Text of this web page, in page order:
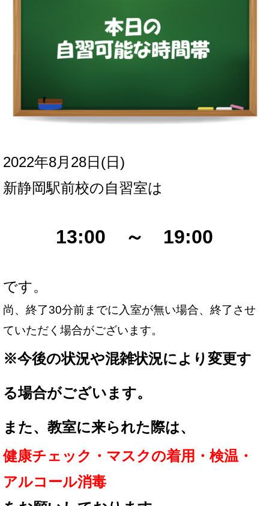
2022年8月28日(日)
新静岡駅前校の自習室は
13:00 ～ 19:00
です。
尚、終了30分前までに入室が無い場合、終了させ
ていただく場合がございます。
※今後の状況や混雑状況により変更す
る場合がございます。
また、教室に来られた際は、
健康チェック・マスクの着用 ・検温・
アルコール消毒